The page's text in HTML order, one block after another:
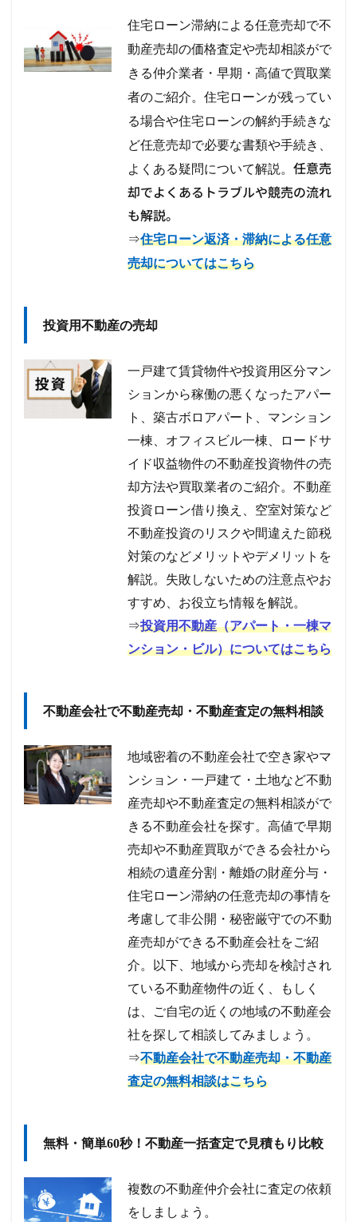
住宅ローン滞納による任意売却で不
動産売却の価格査定や売却相談がで
きる仲介業者・早期・高値で買取業
者のご紹介。住宅ローンが残ってい
る場合や住宅ローンの解約手続きな
ど任意売却で必要な書類や手続き、
よくある疑問について解説。任意売
却でよくあるトラブルや競売の流れ
も解説。
⇒住宅ローン返済・滞納による任意
売却についてはこちら
投資用不動産の売却
一戸建て賃貸物件や投資用区分マン
ションから稼働の悪くなったアパー
ト、築古ボロアパート、マンション
一棟、オフィスビル一棟、ロードサ
イド収益物件の不動産投資物件の売
却方法や買取業者のご紹介。不動産
投資ローン借り換え、空室対策など
不動産投資のリスクや間違えた節税
対策のなどメリットやデメリットを
解説。失敗しないための注意点やお
すすめ、お役立ち情報を解説。
⇒投資用不動産（アパート・一棟マ
ンション・ビル）についてはこちら
不動産会社で不動産売却・不動産査定の無料相談
地域密着の不動産会社で空き家やマ
ンション・一戸建て・土地など不動
産売却や不動産査定の無料相談がで
きる不動産会社を探す。高値で早期
売却や不動産買取ができる会社から
相続の遺産分割・離婚の財産分与・
住宅ローン滞納の任意売却の事情を
考慮して非公開・秘密厳守での不動
産売却ができる不動産会社をご紹
介。以下、地域から売却を検討され
ている不動産物件の近く、もしく
は、ご自宅の近くの地域の不動産会
社を探して相談してみましょう。
⇒不動産会社で不動産売却・不動産
査定の無料相談はこちら
無料・簡単60秒！不動産一括査定で見積もり比較
複数の不動産仲介会社に査定の依頼
をしましょう。